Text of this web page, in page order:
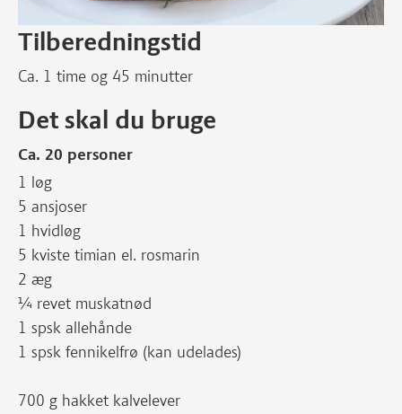
Tilberedningstid
Ca. 1 time og 45 minutter
Det skal du bruge
Ca. 20 personer
1 løg
5 ansjoser
1 hvidløg
5 kviste timian el. rosmarin
2 æg
¼ revet muskatnød
1 spsk allehånde
1 spsk fennikelfrø (kan udelades)
700 g hakket kalvelever